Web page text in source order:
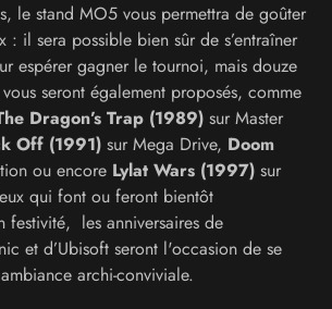
le stand MO5 vous permettra de goûter
: il sera possible bien sûr de s’entraîner
espérer gagner le tournoi, mais douze
seront également proposés, comme
Dragon’s Trap (1989) sur Master
Off (1991) sur Mega Drive, Doom
ou encore Lylat Wars (1997) sur
qui font ou feront bientôt
festivité, les anniversaires de
et d’Ubisoft seront l'occasion de se
archi-conviviale.